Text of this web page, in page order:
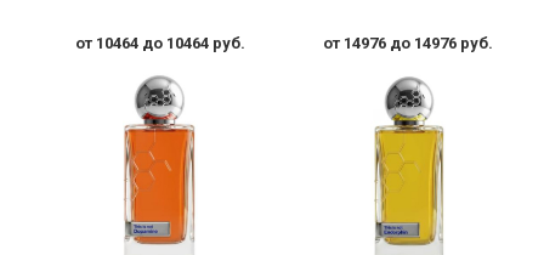
от 10464 до 10464 руб. от 14976 до 14976 руб.